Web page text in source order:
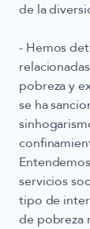
de la
- Hemos
pobreza y
se ha
servicios
tipo de
de pobreza